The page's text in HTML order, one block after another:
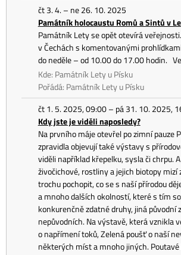
čt 3. 4. – ne 26. 10. 2025
Památník holocaustu Romů a Sintů v
Památník Lety se opět otevírá
v Čechách s komentovanými
do neděle – od 10.00 do 17.00 hodin.
Kde: Památník Lety u Písku
Pořádá: Památník Lety u Písku
čt 1. 5. 2025, 09:00 – pá 31. 10. 2025,
Kdy jste je viděli naposledy?
Na prvního máje otevřel po zimní pauze
zpravidla objevují také výstavy s
viděli například křepelku, sysla či chrpu.
živočichové, rostliny a jejich biotopy
trochu pochopit, co se s naší přírodou
a mnoho dalších okolností, které s tím
konkurenčně zdatné druhy, jiná
nepůvodních. Na výstavě, která vznikla
o napřímení toků, Zelená poušť o naší
některých míst a mnoho jiných.